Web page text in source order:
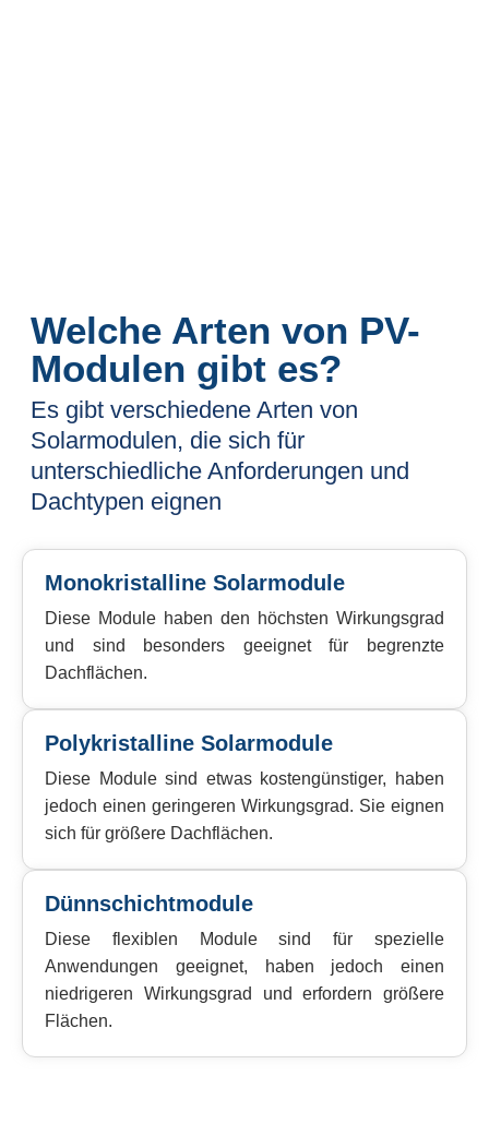
Welche Arten von PV-
Modulen gibt es?
Es gibt verschiedene Arten von
Solarmodulen, die sich für
unterschiedliche Anforderungen und
Dachtypen eignen
Monokristalline Solarmodule
Diese Module haben den höchsten Wirkungsgrad
und sind besonders geeignet für begrenzte
Dachflächen.
Polykristalline Solarmodule
Diese Module sind etwas kostengünstiger, haben
jedoch einen geringeren Wirkungsgrad. Sie eignen
sich für größere Dachflächen.
Dünnschichtmodule
Diese flexiblen Module sind für spezielle
Anwendungen geeignet, haben jedoch einen
niedrigeren Wirkungsgrad und erfordern größere
Flächen.